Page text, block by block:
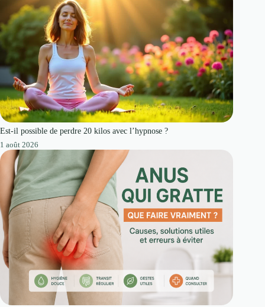
Est-il possible de perdre 20 kilos avec l’hypnose ?
1 août 2026